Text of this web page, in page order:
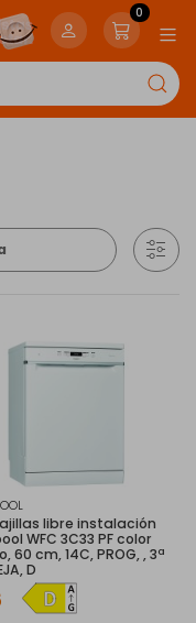
0
libre instalación
WFC 3C33 PF color
60 cm, 14C, PROG, , 3ª
D